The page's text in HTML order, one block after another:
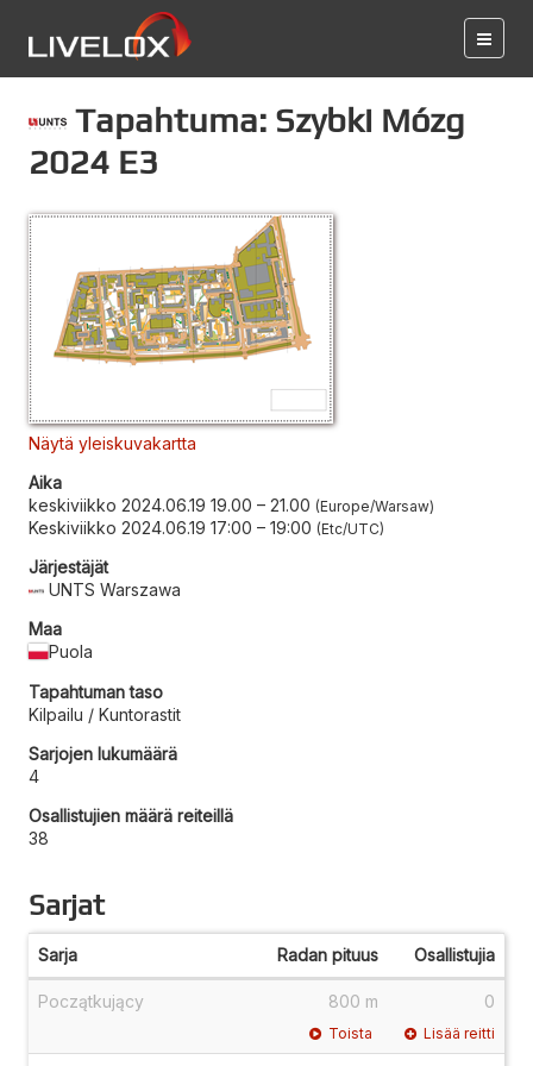
Tapahtuma: Szybki Mózg
2024 E3
Näytä yleiskuvakartta
Aika
keskiviikko 2024.06.19 19.00 – 21.00 Europe/Warsaw
Keskiviikko 2024.06.19 17:00 – 19:00 Etc/UTC
Järjestäjät
UNTS Warszawa
Maa
Puola
Tapahtuman taso
Kilpailu / Kuntorastit
Sarjojen lukumäärä
4
Osallistujien määrä reiteillä
38
Sarjat
Sarja Radan pituus Osallistujia
Początkujący 800 m 0
Toista Lisää reitti